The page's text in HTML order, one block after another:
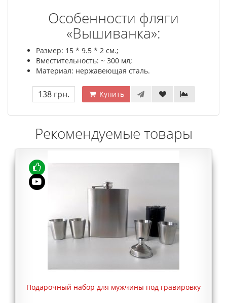
Особенности фляги
«Вышиванка»:
Размер: 15 * 9.5 * 2 см.;
Вместительность: ~ 300 мл;
Материал: нержавеющая сталь.
138 грн. Купить
Рекомендуемые товары
Подарочный набор для мужчины под гравировку